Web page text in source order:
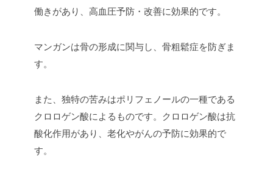
働きがあり、高血圧予防・改善に効果的です。
マンガンは骨の形成に関与し、骨粗鬆症を防ぎま
す。
また、独特の苦みはポリフェノールの一種である
クロロゲン酸によるものです。クロロゲン酸は抗
酸化作用があり、老化やがんの予防に効果的で
す。